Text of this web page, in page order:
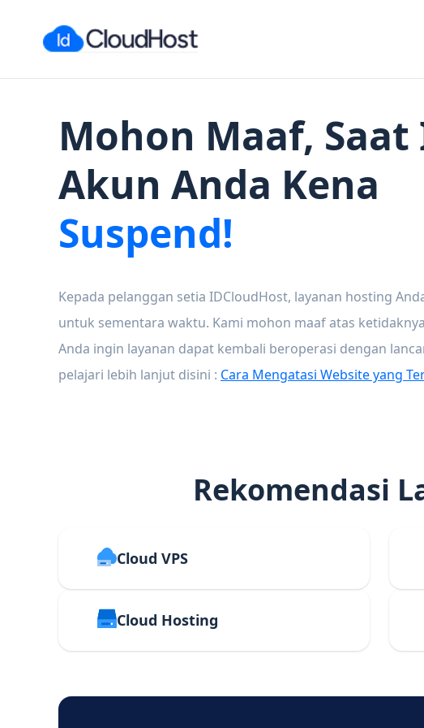
Mohon Maaf,
Akun Anda Kena
Suspend!
Kepada pelanggan setia IDCloudHost, layanan hosting
untuk sementara waktu. Kami mohon maaf atas
Anda ingin layanan dapat kembali beroperasi dengan
pelajari lebih lanjut disini : Cara Mengatasi Website yang
Rekomendasi
Cloud VPS
Cloud Hosting